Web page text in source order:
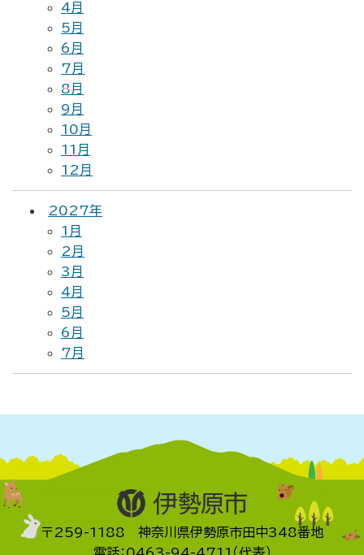
4月
5月
6月
7月
8月
9月
10月
11月
12月
2027年
1月
2月
3月
4月
5月
6月
7月
〒259-1188 神奈川県伊勢原市田中348番地